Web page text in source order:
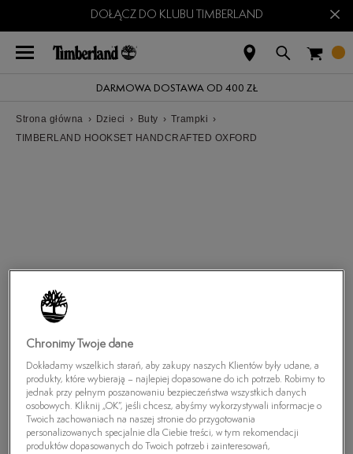
DOŁĄCZ DO KLUBU TIMBERLAND ×
DARMOWA DOSTAWA OD 400 ZŁ
Strona główna › Dzieci › Buty › Trampki ›
TIMBERLAND HOOKSET HANDCRAFTED OXFORD
Chronimy Twoje dane
Dokładamy wszelkich starań, aby zakupy naszych Klientów były udane, a
produkty, które wybierają – najlepiej dopasowane do ich potrzeb. Robimy to
jednak przy pełnym poszanowaniu bezpieczeństwa wszystkich danych
osobowych. Kliknij „OK”, jeśli chcesz, abyśmy wykorzystywali informacje o
Twoich zachowaniach na naszej stronie do przygotowania
personalizowanych specjalnie dla Ciebie treści, w tym rekomendacji
produktów dopasowanych do Twoich potrzeb i zainteresowań,